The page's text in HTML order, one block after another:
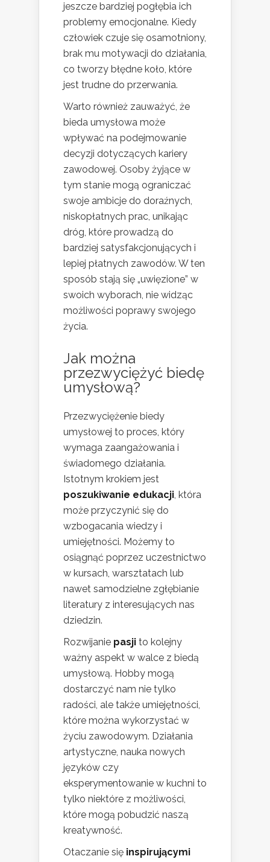
jeszcze bardziej pogłębia ich
problemy emocjonalne. Kiedy
człowiek czuje się osamotniony,
brak mu motywacji do działania,
co tworzy błędne koło, które
jest trudne do przerwania.
Warto również zauważyć, że
bieda umysłowa może
wpływać na podejmowanie
decyzji dotyczących kariery
zawodowej. Osoby żyjące w
tym stanie mogą ograniczać
swoje ambicje do doraźnych,
niskopłatnych prac, unikając
dróg, które prowadzą do
bardziej satysfakcjonujących i
lepiej płatnych zawodów. W ten
sposób stają się „uwięzione” w
swoich wyborach, nie widząc
możliwości poprawy swojego
życia.
Jak można
przezwyciężyć biedę
umysłową?
Przezwyciężenie biedy
umysłowej to proces, który
wymaga zaangażowania i
świadomego działania.
Istotnym krokiem jest
poszukiwanie edukacji, która
może przyczynić się do
wzbogacania wiedzy i
umiejętności. Możemy to
osiągnąć poprzez uczestnictwo
w kursach, warsztatach lub
nawet samodzielne zgłębianie
literatury z interesujących nas
dziedzin.
Rozwijanie pasji to kolejny
ważny aspekt w walce z biedą
umysłową. Hobby mogą
dostarczyć nam nie tylko
radości, ale także umiejętności,
które można wykorzystać w
życiu zawodowym. Działania
artystyczne, nauka nowych
języków czy
eksperymentowanie w kuchni to
tylko niektóre z możliwości,
które mogą pobudzić naszą
kreatywność.
Otaczanie się inspirującymi